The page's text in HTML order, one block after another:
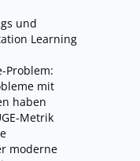
und
Learning
Problem:
mit
haben
Metrik
moderne